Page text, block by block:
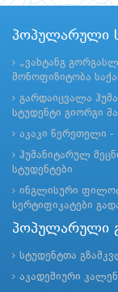
პოპულარული
„ვახტანგ
მონოფიზიტობა
გარდაიცვალა
სტუდენტი გიორგი
აკაკი წერეთელი -
ჰუმანიტარულ
სტუდენტები
ინგლისური
სერტიფიკატები
პოპულარული
სტუდენტთა
აკადემიური